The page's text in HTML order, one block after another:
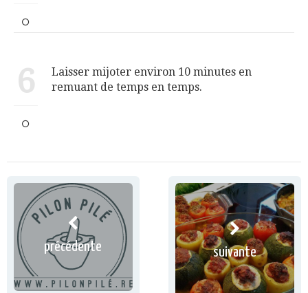
6
Laisser mijoter environ 10 minutes en
remuant de temps en temps.
précédente suivante